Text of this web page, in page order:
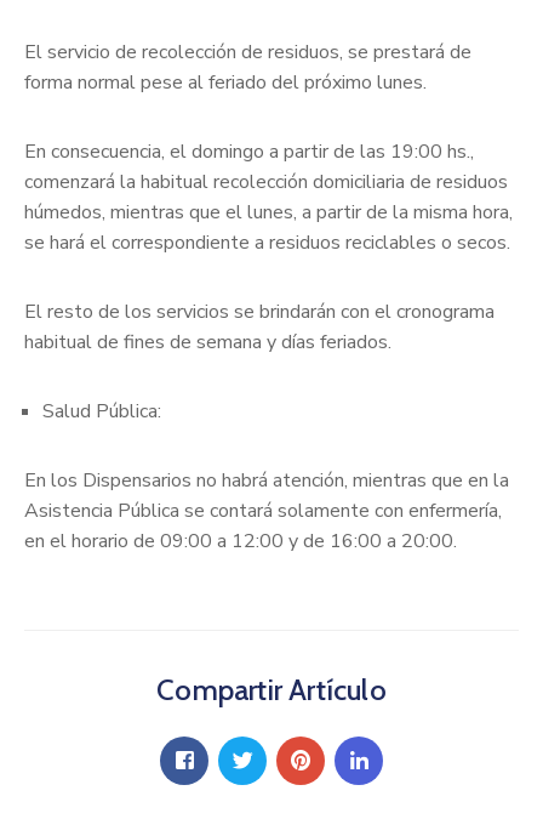
El servicio de recolección de residuos, se prestará de
forma normal pese al feriado del próximo lunes.
En consecuencia, el domingo a partir de las 19:00 hs.,
comenzará la habitual recolección domiciliaria de residuos
húmedos, mientras que el lunes, a partir de la misma hora,
se hará el correspondiente a residuos reciclables o secos.
El resto de los servicios se brindarán con el cronograma
habitual de fines de semana y días feriados.
Salud Pública:
En los Dispensarios no habrá atención, mientras que en la
Asistencia Pública se contará solamente con enfermería,
en el horario de 09:00 a 12:00 y de 16:00 a 20:00.
Compartir Artículo